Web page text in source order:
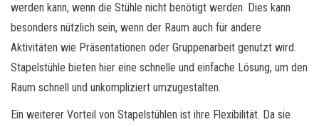
werden kann, wenn die Stühle nicht benötigt werden. Dies kann
besonders nützlich sein, wenn der Raum auch für andere
Aktivitäten wie Präsentationen oder Gruppenarbeit genutzt wird.
Stapelstühle bieten hier eine schnelle und einfache Lösung, um den
Raum schnell und unkompliziert umzugestalten.
Ein weiterer Vorteil von Stapelstühlen ist ihre Flexibilität. Da sie